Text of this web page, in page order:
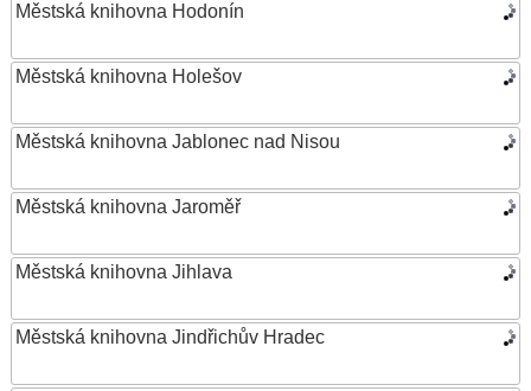
Městská knihovna Hodonín
Městská knihovna Holešov
Městská knihovna Jablonec nad Nisou
Městská knihovna Jaroměř
Městská knihovna Jihlava
Městská knihovna Jindřichův Hradec